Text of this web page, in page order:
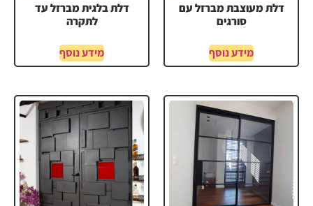
דלת מעוצבת מברזל עם
סורגים
מידע נוסף
דלת בלגית מברזל עד
לתקרה
מידע נוסף